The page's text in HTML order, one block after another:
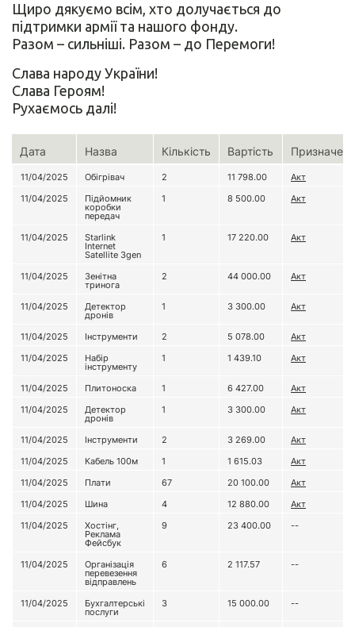
Щиро дякуємо всім, хто долучається до
підтримки армії та нашого фонду.
Разом – сильніші. Разом – до Перемоги!
Слава народу України!
Слава Героям!
Рухаємось далі!
Дата Назва Кількість Вартість
11/04/2025 Обігрівач 2 11 798.00
Акт
11/04/2025
Підйомник
коробки
передач
1 8 500.00 Акт
11/04/2025 Starlink
Internet
Satellite 3gen
1 17 220.00 Акт
11/04/2025 Зенітна
тринога
2 44 000.00 Акт
11/04/2025 Детектор
дронів
1 3 300.00 Акт
11/04/2025 Інструменти 2 5 078.00
Акт
11/04/2025
Набір
інструменту
1 1 439.10 Акт
11/04/2025 Плитоноска 1 6 427.00
Акт
11/04/2025
Детектор
дронів
1 3 300.00 Акт
11/04/2025 Інструменти 2 3 269.00
Акт
11/04/2025
Кабель 100м 1 1 615.03
Акт
11/04/2025
Плати 67 20 100.00
Акт
11/04/2025
Шина 4 12 880.00
Акт
11/04/2025
Хостінг,
Реклама
Фейсбук
9 23 400.00 --
11/04/2025 Організація
перевезення
відправлень
6 2 117.57 --
11/04/2025 Бухгалтерські
послуги
3 15 000.00 --